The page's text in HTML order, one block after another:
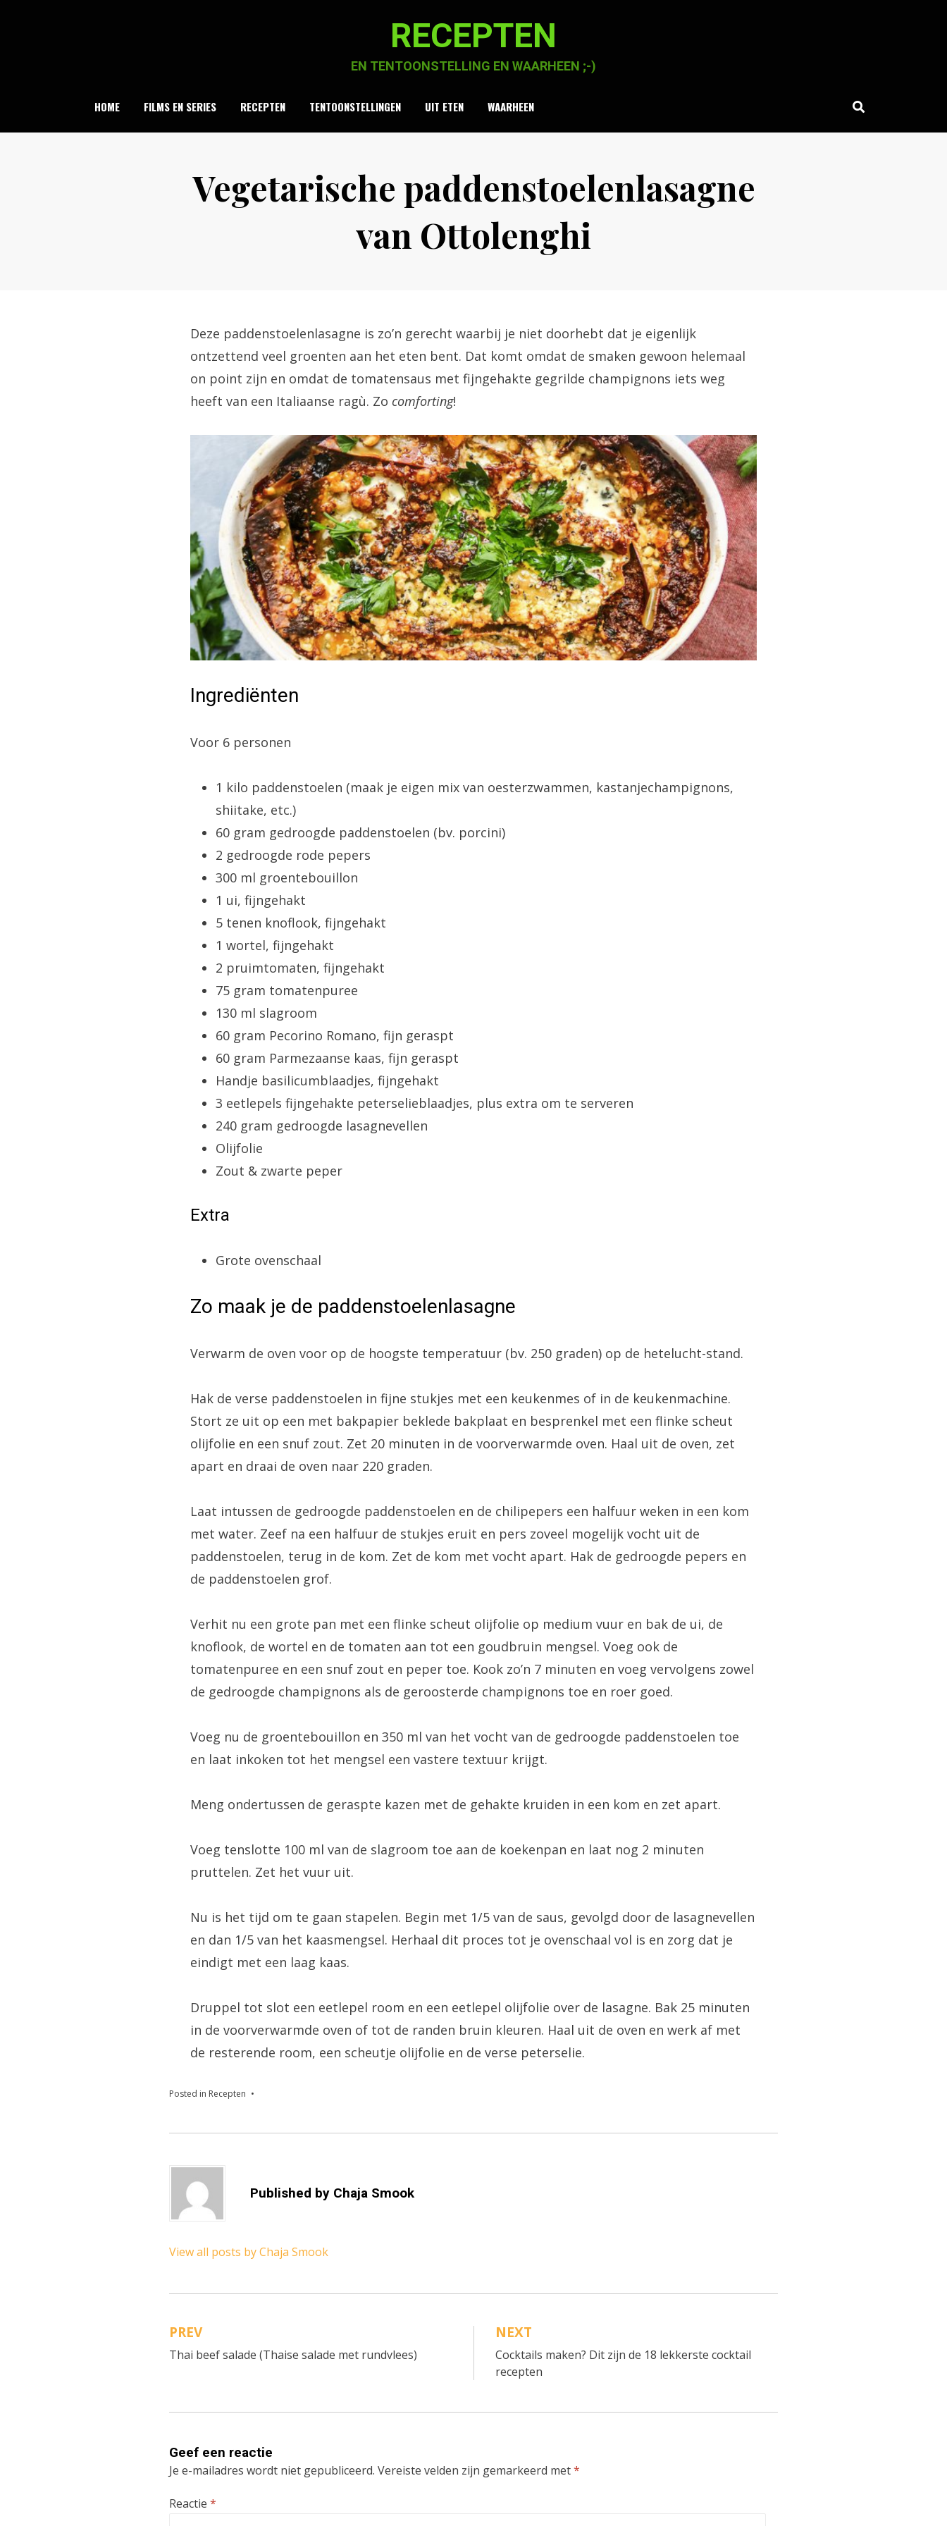
RECEPTEN
EN TENTOONSTELLING EN WAARHEEN ;-)
HOME FILMS EN SERIES RECEPTEN TENTOONSTELLINGEN UIT ETEN WAARHEEN
Vegetarische paddenstoelenlasagne
van Ottolenghi
Deze paddenstoelenlasagne is zo’n gerecht waarbij je niet doorhebt dat je eigenlijk
ontzettend veel groenten aan het eten bent. Dat komt omdat de smaken gewoon helemaal
on point zijn en omdat de tomatensaus met fijngehakte gegrilde champignons iets weg
heeft van een Italiaanse ragù. Zo comforting!
Ingrediënten
Voor 6 personen
1 kilo paddenstoelen (maak je eigen mix van oesterzwammen, kastanjechampignons,
shiitake, etc.)
60 gram gedroogde paddenstoelen (bv. porcini)
2 gedroogde rode pepers
300 ml groentebouillon
1 ui, fijngehakt
5 tenen knoflook, fijngehakt
1 wortel, fijngehakt
2 pruimtomaten, fijngehakt
75 gram tomatenpuree
130 ml slagroom
60 gram Pecorino Romano, fijn geraspt
60 gram Parmezaanse kaas, fijn geraspt
Handje basilicumblaadjes, fijngehakt
3 eetlepels fijngehakte peterselieblaadjes, plus extra om te serveren
240 gram gedroogde lasagnevellen
Olijfolie
Zout & zwarte peper
Extra
Grote ovenschaal
Zo maak je de paddenstoelenlasagne
Verwarm de oven voor op de hoogste temperatuur (bv. 250 graden) op de hetelucht-stand.
Hak de verse paddenstoelen in fijne stukjes met een keukenmes of in de keukenmachine.
Stort ze uit op een met bakpapier beklede bakplaat en besprenkel met een flinke scheut
olijfolie en een snuf zout. Zet 20 minuten in de voorverwarmde oven. Haal uit de oven, zet
apart en draai de oven naar 220 graden.
Laat intussen de gedroogde paddenstoelen en de chilipepers een halfuur weken in een kom
met water. Zeef na een halfuur de stukjes eruit en pers zoveel mogelijk vocht uit de
paddenstoelen, terug in de kom. Zet de kom met vocht apart. Hak de gedroogde pepers en
de paddenstoelen grof.
Verhit nu een grote pan met een flinke scheut olijfolie op medium vuur en bak de ui, de
knoflook, de wortel en de tomaten aan tot een goudbruin mengsel. Voeg ook de
tomatenpuree en een snuf zout en peper toe. Kook zo’n 7 minuten en voeg vervolgens zowel
de gedroogde champignons als de geroosterde champignons toe en roer goed.
Voeg nu de groentebouillon en 350 ml van het vocht van de gedroogde paddenstoelen toe
en laat inkoken tot het mengsel een vastere textuur krijgt.
Meng ondertussen de geraspte kazen met de gehakte kruiden in een kom en zet apart.
Voeg tenslotte 100 ml van de slagroom toe aan de koekenpan en laat nog 2 minuten
pruttelen. Zet het vuur uit.
Nu is het tijd om te gaan stapelen. Begin met 1/5 van de saus, gevolgd door de lasagnevellen
en dan 1/5 van het kaasmengsel. Herhaal dit proces tot je ovenschaal vol is en zorg dat je
eindigt met een laag kaas.
Druppel tot slot een eetlepel room en een eetlepel olijfolie over de lasagne. Bak 25 minuten
in de voorverwarmde oven of tot de randen bruin kleuren. Haal uit de oven en werk af met
de resterende room, een scheutje olijfolie en de verse peterselie.
Posted in Recepten
Published by Chaja Smook
View all posts by Chaja Smook
Bericht
navigatie
PREV
Thai beef salade (Thaise salade met rundvlees)
NEXT
Cocktails maken? Dit zijn de 18 lekkerste cocktail
recepten
Geef een reactie
Je e-mailadres wordt niet gepubliceerd. Vereiste velden zijn gemarkeerd met*
Reactie *